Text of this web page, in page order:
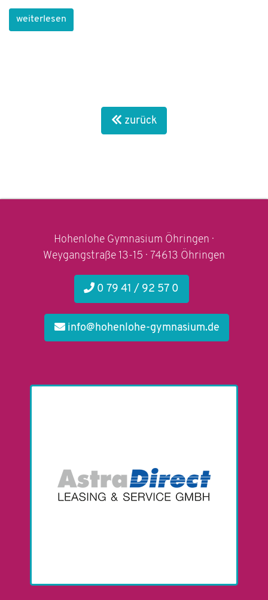
weiterlesen
zurück
Hohenlohe Gymnasium Öhringen ·
Weygangstraße 13-15 · 74613 Öhringen
0 79 41 / 92 57 0
info@hohenlohe-gymnasium.de